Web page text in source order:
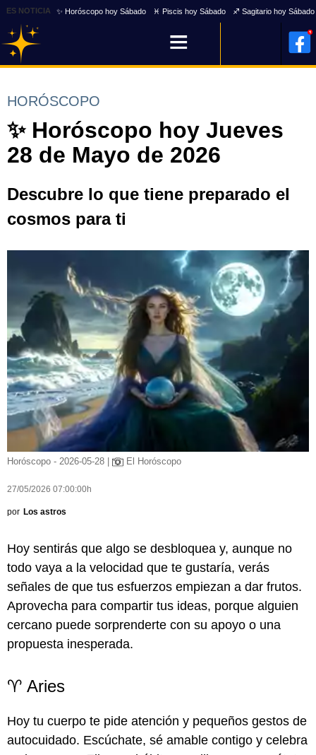
ES NOTICIA ✨ Horóscopo hoy Sábado ♓ Piscis hoy Sábado ♐ Sagitario hoy Sábado
HORÓSCOPO
✨ Horóscopo hoy Jueves
28 de Mayo de 2026
Descubre lo que tiene preparado el
cosmos para ti
Horóscopo - 2026-05-28 | El Horóscopo
27/05/2026 07:00:00h
por Los astros
Hoy sentirás que algo se desbloquea y, aunque no
todo vaya a la velocidad que te gustaría, verás
señales de que tus esfuerzos empiezan a dar frutos.
Aprovecha para compartir tus ideas, porque alguien
cercano puede sorprenderte con su apoyo o una
propuesta inesperada.
♈ Aries
Hoy tu cuerpo te pide atención y pequeños gestos de
autocuidado. Escúchate, sé amable contigo y celebra